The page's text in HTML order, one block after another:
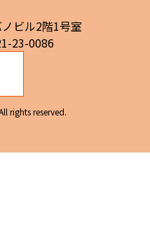
ビル2階1号室
23-0086
rights reserved.